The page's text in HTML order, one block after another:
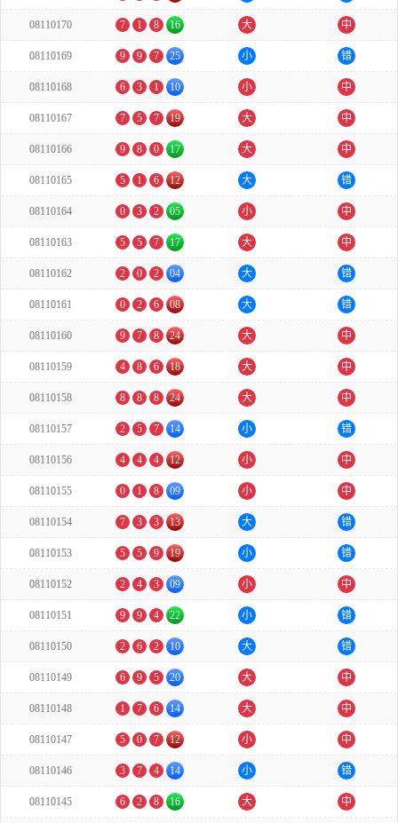
08110170 7 1 8 16 大 中
08110169 9 9 7 25 小 错
08110168 6 3 1 10 小 中
08110167 7 5 7 19 大 中
08110166 9 8 0 17 大 中
08110165 5 1 6 12 大 错
08110164 0 3 2 05 小 中
08110163 5 5 7 17 大 中
08110162 2 0 2 04 大 错
08110161 0 2 6 08 大 错
08110160 9 7 8 24 大 中
08110159 4 8 6 18 大 中
08110158 8 8 8 24 大 中
08110157 2 5 7 14 小 错
08110156 4 4 4 12 小 中
08110155 0 1 8 09 小 中
08110154 7 3 3 13 大 错
08110153 5 5 9 19 小 错
08110152 2 4 3 09 小 中
08110151 9 9 4 22 小 错
08110150 2 6 2 10 大 错
08110149 6 9 5 20 大 中
08110148 1 7 6 14 大 中
08110147 5 0 7 12 小 中
08110146 3 7 4 14 小 错
08110145 6 2 8 16 大 中